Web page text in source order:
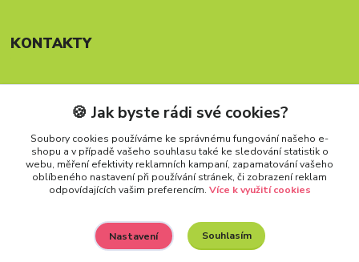
KONTAKTY
Telefon: +420 777 288 882
Provozní doba Po-Pá, 8-15:30 hod.
info@carforkids.cz
🍪 Jak byste rádi své cookies?
Soubory cookies používáme ke správnému fungování našeho e-
shopu a v případě vašeho souhlasu také ke sledování statistik o
webu, měření efektivity reklamních kampaní, zapamatování vašeho
oblíbeného nastavení při používání stránek, či zobrazení reklam
odpovídajících vašim preferencím. Více k využití cookies
Nastavení Souhlasím